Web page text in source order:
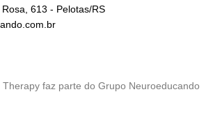
613 - Pelotas/RS
faz parte do Grupo Neuroeducando